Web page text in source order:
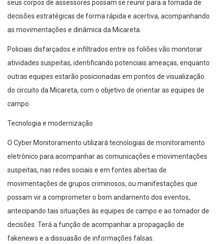
seus corpos de assessores possam se reunir para a tomada de
decisões estratégicas de forma rápida e acertiva, acompanhando
as movimentações e dinâmica da Micareta.
Policiais disfarçados e infiltrados entre os foliões vão monitorar
atividades suspeitas, identificando potenciais ameaças, enquanto
outras equipes estarão posicionadas em pontos de visualização
do circuito da Micareta, com o objetivo de orientar as equipes de
campo.
Tecnologia e modernização
O Cyber Monitoramento utilizará tecnologias de monitoramento
eletrônico para acompanhar as comunicações e movimentações
suspeitas, nas redes sociais e em fontes abertas de
movimentações de grupos criminosos, ou manifestações que
possam vir a comprometer o bom andamento dos eventos,
antecipando tais situações às equipes de campo e ao tomador de
decisões. Terá a função de acompanhar a propagação de
fakenews e a dissuasão de informações falsas.